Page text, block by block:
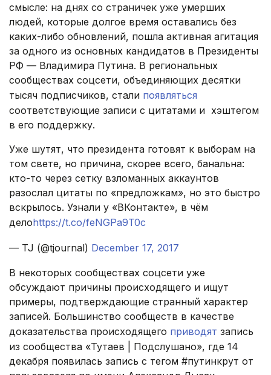
смысле: на днях со страничек уже умерших
людей, которые долгое время оставались без
каких-либо обновлений, пошла активная агитация
за одного из основных кандидатов в Президенты
РФ — Владимира Путина. В региональных
сообществах соцсети, объединяющих десятки
тысяч подписчиков, стали появляться
соответствующие записи с цитатами и хэштегом
в его поддержку.
Уже шутят, что президента готовят к выборам на
том свете, но причина, скорее всего, банальна:
кто-то через сетку взломанных аккаунтов
разослал цитаты по «предложкам», но это быстро
вскрылось. Узнали у «ВКонтакте», в чём
делоhttps://t.co/feNGPa9T0c
— TJ (@tjournal) December 17, 2017
В некоторых сообществах соцсети уже
обсуждают причины происходящего и ищут
примеры, подтверждающие странный характер
записей. Большинство сообществ в качестве
доказательства происходящего приводят запись
из сообщества «Тутаев | Подслушано», где 14
декабря появилась запись с тегом #путинкрут от